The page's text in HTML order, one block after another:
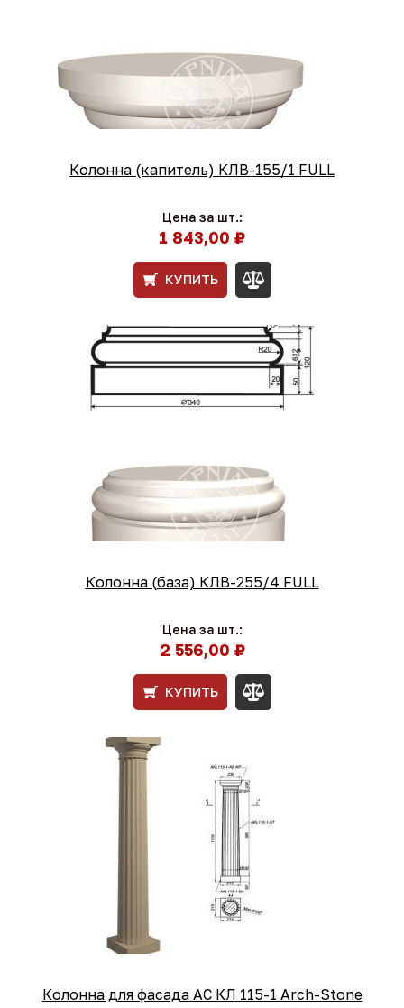
Колонна (капитель) КЛВ-155/1 FULL
Цена за шт.:
1 843,00 ₽
КУПИТЬ
Колонна (база) КЛВ-255/4 FULL
Цена за шт.:
2 556,00 ₽
КУПИТЬ
Колонна для фасада АС КЛ 115-1 Arch-Stone